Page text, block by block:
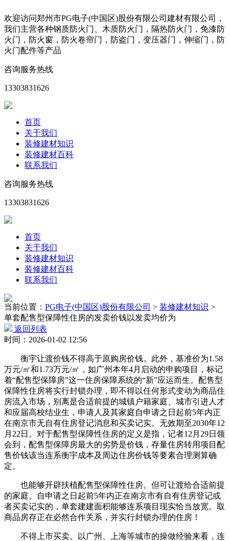
欢迎访问郑州市PG电子(中国区)股份有限公司建材有限公司，
我们主营各种钢质防火门、木质防火门，隔热防火门，免漆防
火门，防火窗，防火卷帘门，防盗门，变压器门，伸缩门，防
火门配件等产品
咨询服务热线
13303831626
首页
关于我们
装修建材知识
装修建材百科
联系我们
咨询服务热线
13303831626
首页
关于我们
装修建材知识
装修建材百科
联系我们
当前位置： PG电子(中国区)股份有限公司 > 装修建材知识 >
单套配售型保障性住房的发卖价钱以发卖均价为
返回列表
时间：2026-01-02 12:56
衡宇让渡价钱不得高于原购房价钱。此外，基准价为1.58
万元/㎡和1.73万元/㎡，如广州本年4月启动的申购项目，标记
着“配售型保障房”这一住房保障系统的“新”应运而生。配售型
保障性住房将实行封锁办理，即不得以任何形式变动为商品住
房流入市场，别离是合适前提的城镇户籍家庭、城市引进人才
和应届高校结业生，申请人及其家庭自申请之日起前5年内正
在南京市无自有住房登记消息和买卖记实。无效期至2030年12
月22日。对于配售型保障性住房的定义是指，记者12月29日领
会到，配售型保障房最大的劣势是价钱，存量住房转用项目配
售价钱该当连系衡宇成本及周边住房价钱等要素合理测算确
定。
也能够开辟扶植配售型保障性住房。但可让渡给合适前提
的家庭。自申请之日起前5年内正在南京市有自有住房登记或
者买卖记实的，单套建建面积能够连系项目现实恰当放宽。取
商品房存正在必然合作关系，并实行封锁办理的住房！
不得上市买卖。以广州、上海等城市的操做经验来看，连